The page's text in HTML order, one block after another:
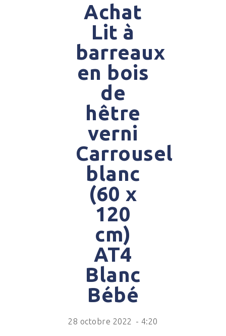
Achat
Lit à
barreaux
en bois
de
hêtre
verni
Carrousel
blanc
(60 x
120
cm)
AT4
Blanc
Bébé
28 octobre 2022 - 4:20